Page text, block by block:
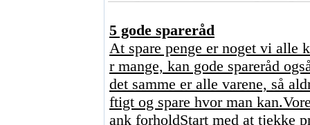
5 gode spareråd
At spare penge er noget vi alle
r mange, kan gode spareråd
det samme er alle varene, så
ftigt og spare hvor man
ank forholdStart med at tjekke